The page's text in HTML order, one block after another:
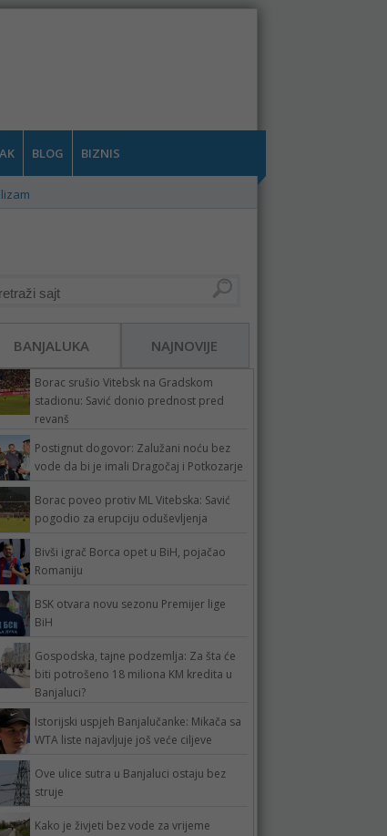
BLOG BIZNIS
BANJALUKA NAJNOVIJE
Borac srušio Vitebsk na Gradskom
stadionu: Savić donio prednost pred
revanš
Postignut dogovor: Zalužani noću bez
vode da bi je imali Dragočaj i Potkozarje
Borac poveo protiv ML Vitebska: Savić
pogodio za erupciju oduševljenja
Bivši igrač Borca opet u BiH, pojačao
Romaniju
BSK otvara novu sezonu Premijer lige
BiH
Gospodska, tajne podzemlja: Za šta će
biti potrošeno 18 miliona KM kredita u
Banjaluci?
Istorijski uspjeh Banjalučanke: Mikača sa
WTA liste najavljuje još veće ciljeve
Ove ulice sutra u Banjaluci ostaju bez
struje
Kako je živjeti bez vode za vrijeme